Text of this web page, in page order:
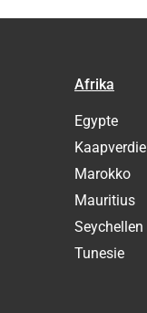
Afrika
Egypte
Kaapverdie
Marokko
Mauritius
Seychellen
Tunesie